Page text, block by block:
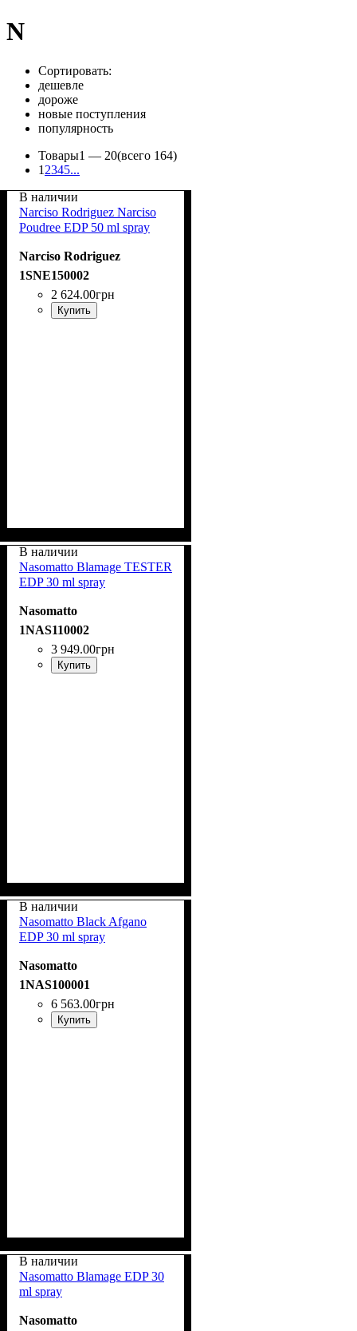
N
Сортировать:
дешевле
дороже
новые поступления
популярность
Товары1 — 20(всего 164)
1 2345...
В наличии
Narciso Rodriguez Narciso
Poudree EDP 50 ml spray
Narciso Rodriguez
1SNE150002
2 624.00грн
Купить
В наличии
Nasomatto Blamage TESTER
EDP 30 ml spray
Nasomatto
1NAS110002
3 949.00грн
Купить
В наличии
Nasomatto Black Afgano
EDP 30 ml spray
Nasomatto
1NAS100001
6 563.00грн
Купить
В наличии
Nasomatto Blamage EDP 30
ml spray
Nasomatto